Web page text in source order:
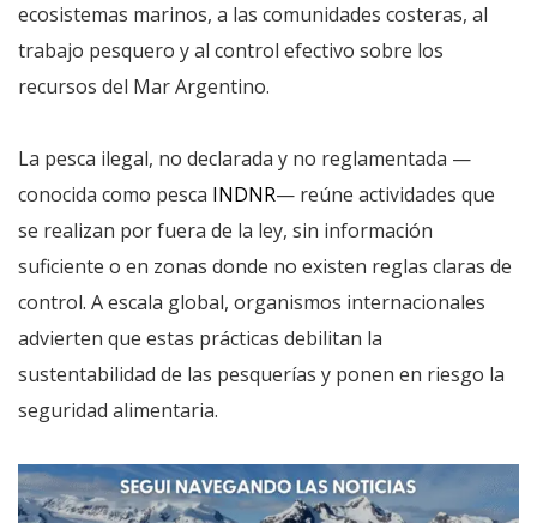
ecosistemas marinos, a las comunidades costeras, al
trabajo pesquero y al control efectivo sobre los
recursos del Mar Argentino.
La pesca ilegal, no declarada y no reglamentada —
conocida como pesca INDNR— reúne actividades que
se realizan por fuera de la ley, sin información
suficiente o en zonas donde no existen reglas claras de
control. A escala global, organismos internacionales
advierten que estas prácticas debilitan la
sustentabilidad de las pesquerías y ponen en riesgo la
seguridad alimentaria.